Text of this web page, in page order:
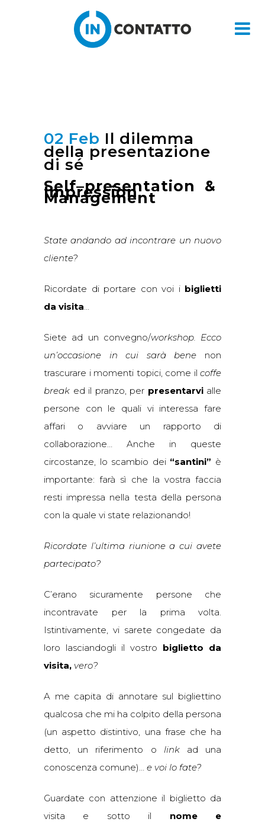
02 Feb Il dilemma
della presentazione
di sé
Self–presentation &
Impression
Management
State andando ad incontrare un nuovo
cliente?
Ricordate di portare con voi i biglietti
da visita…
Siete ad un convegno/workshop. Ecco
un’occasione in cui sarà bene non
trascurare i momenti topici, come il coffe
break ed il pranzo, per presentarvialle
persone con le quali vi interessa fare
affari o avviare un rapporto di
collaborazione… Anche in queste
circostanze, lo scambio dei “santini” è
importante: farà sì che la vostra faccia
resti impressa nella testa della persona
con la quale vi state relazionando!
Ricordate l’ultima riunione a cui avete
partecipato?
C’erano sicuramente persone che
incontravate per la prima volta.
Istintivamente, vi sarete congedate da
loro lasciandogli il vostro biglietto da
visita, vero?
A me capita di annotare sul bigliettino
qualcosa che mi ha colpito della persona
(un aspetto distintivo, una frase che ha
detto, un riferimento o linkad una
conoscenza comune)… e voi lo fate?
Guardate con attenzione il biglietto da
visita e sotto il nome e